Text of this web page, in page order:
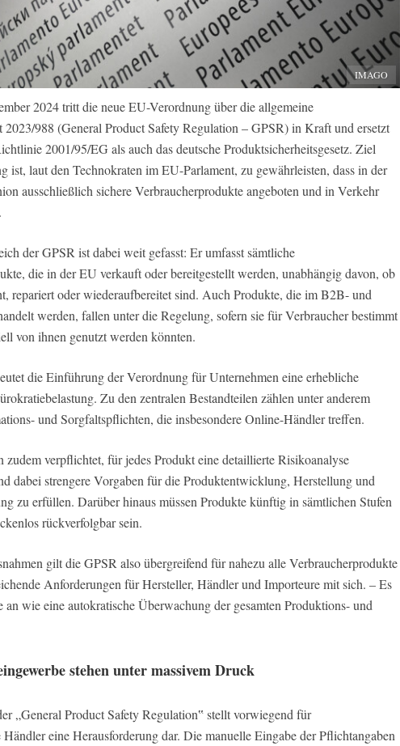
IMAGO
2024 tritt die neue EU-Verordnung über die allgemeine
2023/988 (General Product Safety Regulation – GPSR) in Kraft und ersetzt
2001/95/EG als auch das deutsche Produktsicherheitsgesetz. Ziel
ist, laut den Technokraten im EU-Parlament, zu gewährleisten, dass in der
ausschließlich sichere Verbraucherprodukte angeboten und in Verkehr
der GPSR ist dabei weit gefasst: Er umfasst sämtliche
die in der EU verkauft oder bereitgestellt werden, unabhängig davon, ob
repariert oder wiederaufbereitet sind. Auch Produkte, die im B2B- und
werden, fallen unter die Regelung, sofern sie für Verbraucher bestimmt
von ihnen genutzt werden könnten.
die Einführung der Verordnung für Unternehmen eine erhebliche
Zu den zentralen Bestandteilen zählen unter anderem
und Sorgfaltspflichten, die insbesondere Online-Händler treffen.
zudem verpflichtet, für jedes Produkt eine detaillierte Risikoanalyse
dabei strengere Vorgaben für die Produktentwicklung, Herstellung und
zu erfüllen. Darüber hinaus müssen Produkte künftig in sämtlichen Stufen
rückverfolgbar sein.
gilt die GPSR also übergreifend für nahezu alle Verbraucherprodukte
Anforderungen für Hersteller, Händler und Importeure mit sich. – Es
an wie eine autokratische Überwachung der gesamten Produktions- und
stehen unter massivem Druck
„General Product Safety Regulation‟ stellt vorwiegend für
eine Herausforderung dar. Die manuelle Eingabe der Pflichtangaben